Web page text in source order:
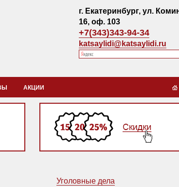
г. Екатеринбург, ул.
16, оф. 103
+7(343)343-94-34
katsaylidi@katsaylidi.ru
АКЦИИ
Уголовные дела